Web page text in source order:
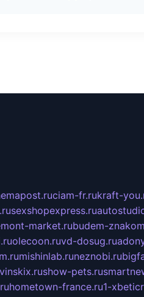
ciam-fr.rukraft-
sexshopexpress.ru
market.rubudem-
olecoon.ruvd-dosug.ru
mishinlab.runeznobi.ru
show-pets.ru
hometown-france.ru1-